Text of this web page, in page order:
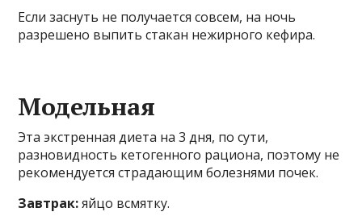
Если заснуть не получается совсем, на ночь
разрешено выпить стакан нежирного кефира.
Модельная
Эта экстренная диета на 3 дня, по сути,
разновидность кетогенного рациона, поэтому не
рекомендуется страдающим болезнями почек.
Завтрак:яйцо всмятку.